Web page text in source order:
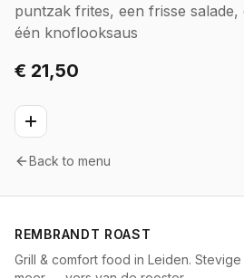
puntzak frites, een frisse salade,
één knoflooksaus
€ 21,50
Back to menu
REMBRANDT ROAST
Grill & comfort food in Leiden.